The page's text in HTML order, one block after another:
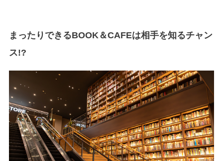
まったりできるBOOK＆CAFEは相手を知るチャン
ス!?